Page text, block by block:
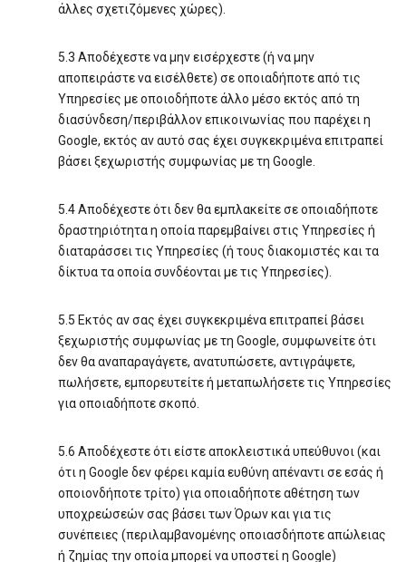
άλλες σχετιζόμενες χώρες).
5.3 Αποδέχεστε να μην εισέρχεστε (ή να μην
αποπειράστε να εισέλθετε) σε οποιαδήποτε από τις
Υπηρεσίες με οποιοδήποτε άλλο μέσο εκτός από τη
διασύνδεση/περιβάλλον επικοινωνίας που παρέχει η
Google, εκτός αν αυτό σας έχει συγκεκριμένα επιτραπεί
βάσει ξεχωριστής συμφωνίας με τη Google.
5.4 Αποδέχεστε ότι δεν θα εμπλακείτε σε οποιαδήποτε
δραστηριότητα η οποία παρεμβαίνει στις Υπηρεσίες ή
διαταράσσει τις Υπηρεσίες (ή τους διακομιστές και τα
δίκτυα τα οποία συνδέονται με τις Υπηρεσίες).
5.5 Εκτός αν σας έχει συγκεκριμένα επιτραπεί βάσει
ξεχωριστής συμφωνίας με τη Google, συμφωνείτε ότι
δεν θα αναπαραγάγετε, ανατυπώσετε, αντιγράψετε,
πωλήσετε, εμπορευτείτε ή μεταπωλήσετε τις Υπηρεσίες
για οποιαδήποτε σκοπό.
5.6 Αποδέχεστε ότι είστε αποκλειστικά υπεύθυνοι (και
ότι η Google δεν φέρει καμία ευθύνη απέναντι σε εσάς ή
οποιονδήποτε τρίτο) για οποιαδήποτε αθέτηση των
υποχρεώσεών σας βάσει των Όρων και για τις
συνέπειες (περιλαμβανομένης οποιασδήποτε απώλειας
ή ζημίας την οποία μπορεί να υποστεί η Google)